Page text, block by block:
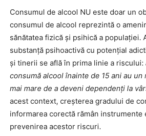
Consumul de alcool NU este doar un
consumul de alcool reprezintă o
sănătatea fizică și psihică a populației.
substanță psihoactivă cu potențial
și tinerii se află în prima linie a riscului:
consumă alcool înainte de 15 ani au
mai mare de a deveni dependenți la
acest context, creșterea gradului de
informarea corectă rămân instrumente
prevenirea acestor riscuri.